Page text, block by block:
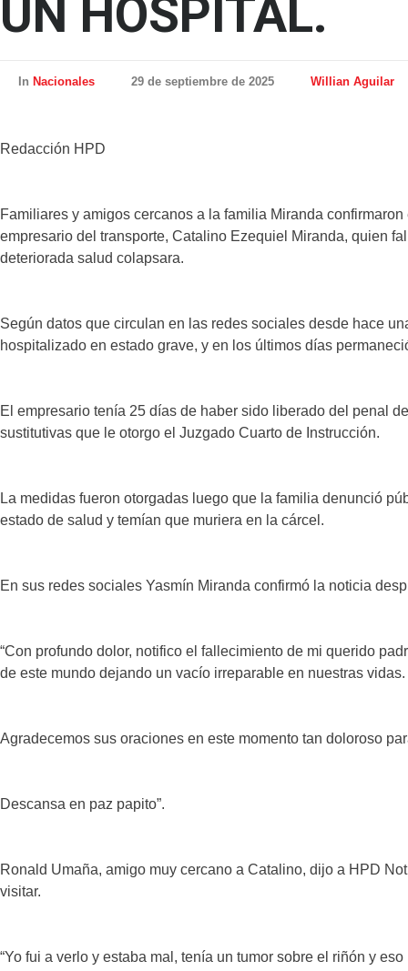
UN HOSPITAL.
In Nacionales 29 de septiembre de 2025 Willian Aguilar
Redacción HPD
Familiares y amigos cercanos a la familia Miranda
empresario del transporte, Catalino Ezequiel Miranda, quien
deteriorada salud colapsara.
Según datos que circulan en las redes sociales desde hace
hospitalizado en estado grave, y en los últimos días
El empresario tenía 25 días de haber sido liberado del penal
sustitutivas que le otorgo el Juzgado Cuarto de Instrucción.
La medidas fueron otorgadas luego que la familia denunció
estado de salud y temían que muriera en la cárcel.
En sus redes sociales Yasmín Miranda confirmó la noticia
“Con profundo dolor, notifico el fallecimiento de mi querido
de este mundo dejando un vacío irreparable en nuestras vidas.
Agradecemos sus oraciones en este momento tan doloroso
Descansa en paz papito”.
Ronald Umaña, amigo muy cercano a Catalino, dijo a HPD
visitar.
“Yo fui a verlo y estaba mal, tenía un tumor sobre el riñón y